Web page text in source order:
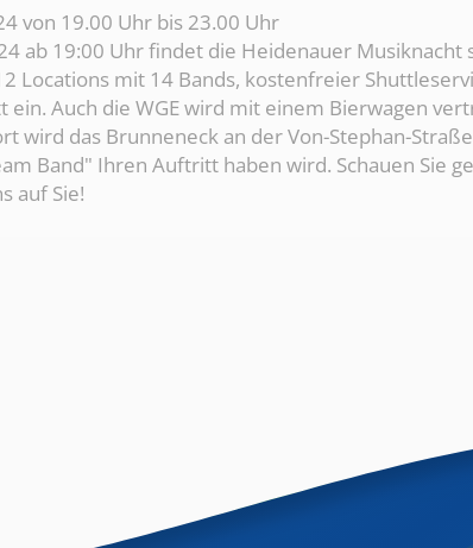
von 19.00 Uhr bis 23.00 Uhr
ab 19:00 Uhr findet die Heidenauer Musiknacht
Locations mit 14 Bands, kostenfreier
ein. Auch die WGE wird mit einem Bierwagen
wird das Brunneneck an der Von-Stephan-
Band" Ihren Auftritt haben wird. Schauen Sie
auf Sie!